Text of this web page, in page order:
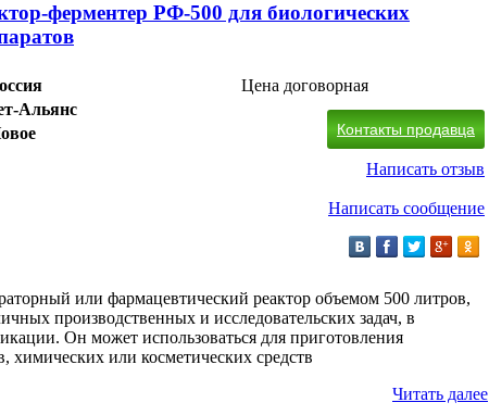
ферментер РФ-500 для биологических
Альянс
Цена договорная
Контакты продавца
Написать отзыв
Написать сообщение
или фармацевтический реактор объемом 500 литров,
производственных и исследовательских задач, в
Он может использоваться для приготовления
химических или косметических средств
Читать далее